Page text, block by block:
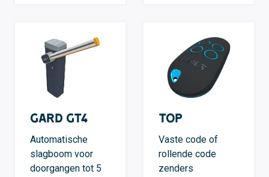
GARD GT4
Automatische
slagboom voor
doorgangen tot 5
TOP
Vaste code of
rollende code
zenders